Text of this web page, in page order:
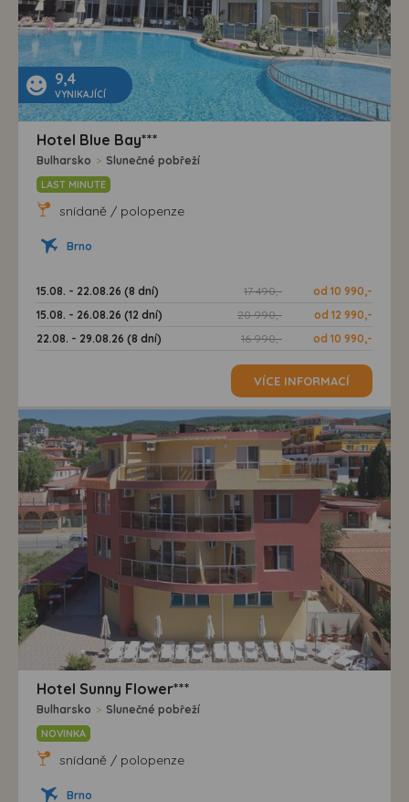
9,4
VYNIKAJÍCÍ
Hotel Blue Bay***
Bulharsko > Slunečné pobřeží
LAST MINUTE
snídaně / polopenze
Brno
15.08. - 22.08.26 (8 dní) 17 490,-
od 10 990,-
15.08. - 26.08.26 (12 dní)
20 990,-
od 12 990,-
22.08. - 29.08.26 (8 dní)
16 990,- od 10 990,-
VÍCE INFORMACÍ
Hotel Sunny Flower***
Bulharsko > Slunečné pobřeží
NOVINKA
snídaně / polopenze
Brno